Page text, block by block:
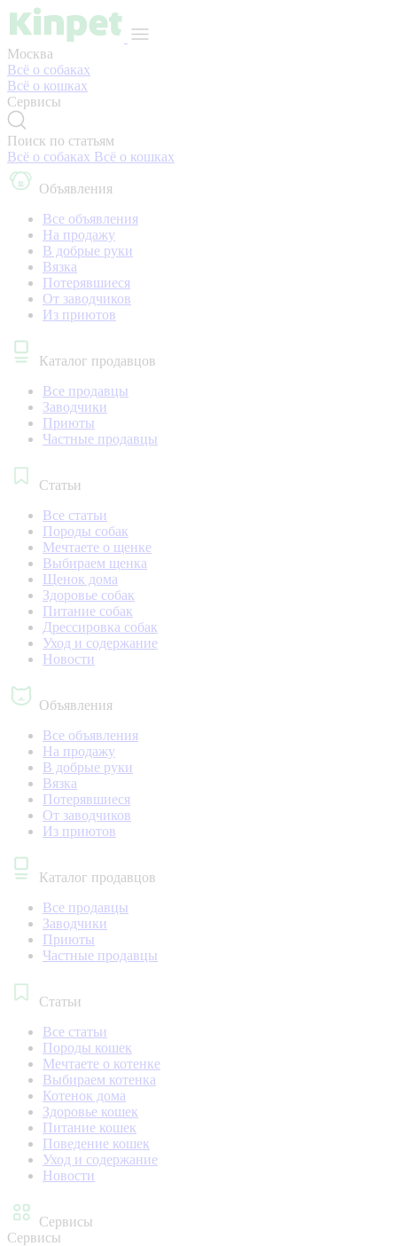
Москва
Всё о собаках
Всё о кошках
Сервисы
Поиск по статьям
Всё о собаках Всё о кошках
Объявления
Все объявления
На продажу
В добрые руки
Вязка
Потерявшиеся
От заводчиков
Из приютов
Каталог продавцов
Все продавцы
Заводчики
Приюты
Частные продавцы
Статьи
Все статьи
Породы собак
Мечтаете о щенке
Выбираем щенка
Щенок дома
Здоровье собак
Питание собак
Дрессировка собак
Уход и содержание
Новости
Объявления
Все объявления
На продажу
В добрые руки
Вязка
Потерявшиеся
От заводчиков
Из приютов
Каталог продавцов
Все продавцы
Заводчики
Приюты
Частные продавцы
Статьи
Все статьи
Породы кошек
Мечтаете о котенке
Выбираем котенка
Котенок дома
Здоровье кошек
Питание кошек
Поведение кошек
Уход и содержание
Новости
Сервисы
Сервисы